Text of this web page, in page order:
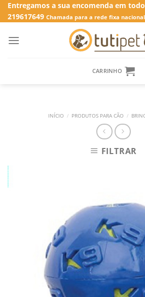
SkipEntregamos a sua encomenda em
219617649 Chamada para a rede fixa nacional
CARRINHO
INÍCIO / PRODUTOS PARA CÃO /
FILTRAR